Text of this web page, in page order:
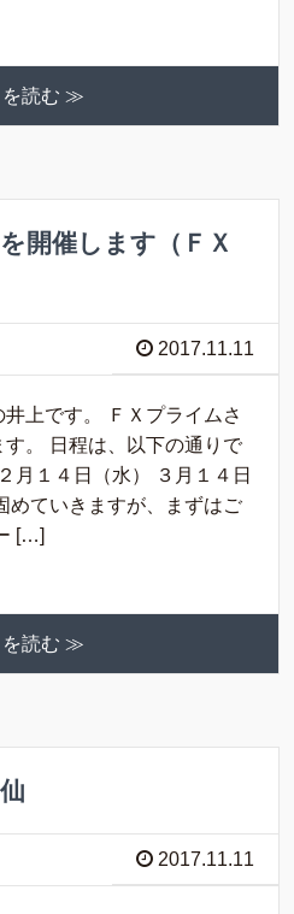
を読む ≫
開催します（ＦＸ
2017.11.11
上です。 ＦＸプライムさ
。 日程は、以下の通りで
月１４日（水） ３月１４日
めていきますが、まずはご
[…]
を読む ≫
2017.11.11